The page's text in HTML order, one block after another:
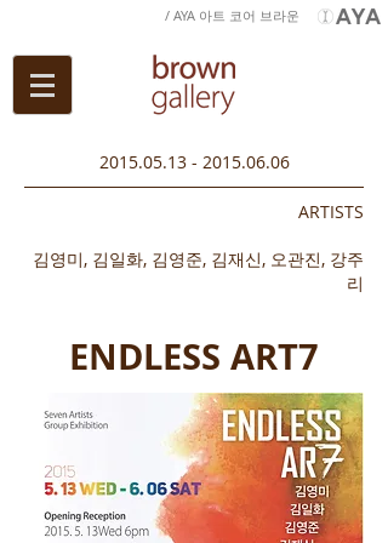
/ AYA 아트 코어 브라운
2015.05.13- 2015.06.06
ARTISTS
김영미, 김일화, 김영준, 김재신, 오관진, 강주
리
ENDLESS ART7